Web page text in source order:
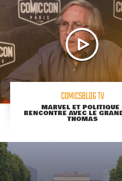
COMICSBLOG TV
MARVEL ET POLITIQUE
RENCONTRE AVEC LE
THOMAS